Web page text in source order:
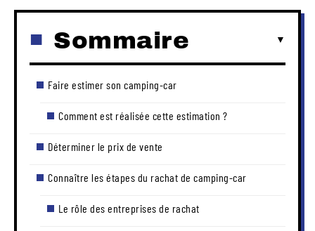
Sommaire
Faire estimer son camping-car
Comment est réalisée cette estimation ?
Déterminer le prix de vente
Connaître les étapes du rachat de camping-car
Le rôle des entreprises de rachat